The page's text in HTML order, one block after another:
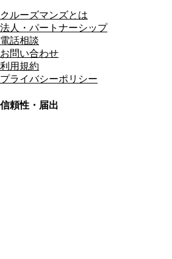
クルーズマンズとは
法人・パートナーシップ
電話相談
お問い合わせ
利用規約
プライバシーポリシー
信頼性・届出